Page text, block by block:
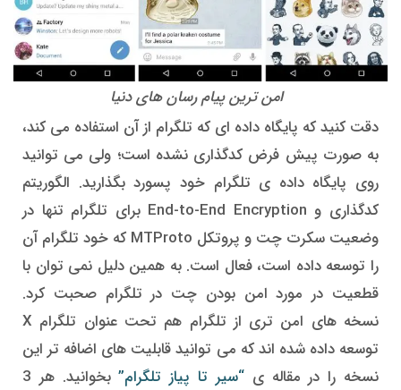
امن ترین پیام رسان های دنیا
دقت کنید که پایگاه داده ای که تلگرام از آن استفاده می کند،
به صورت پیش فرض کدگذاری نشده است؛ ولی می توانید
روی پایگاه داده ی تلگرام خود پسورد بگذارید. الگوریتم
کدگذاری و End-to-End Encryption برای تلگرام تنها در
وضعیت سکرت چت و پروتکل MTProto که خود تلگرام آن
را توسعه داده است، فعال است. به همین دلیل نمی توان با
قطعیت در مورد امن بودن چت در تلگرام صحبت کرد.
نسخه های امن تری از تلگرام هم تحت عنوان تلگرام X
توسعه داده شده اند که می توانید قابلیت های اضافه تر این
نسخه را در مقاله ی“سیر تا پیاز تلگرام”
بخوانید. هر 3